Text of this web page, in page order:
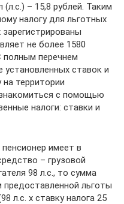
– 15,8 рублей. Таким
налогу для льготных
не более 1580
полным перечнем
установленных ставок и
на территории
с помощью
налоги: ставки и
имеет в
– грузовой
98 л.с., то сумма
предоставленной льготы
л.с. х ставку налога 25